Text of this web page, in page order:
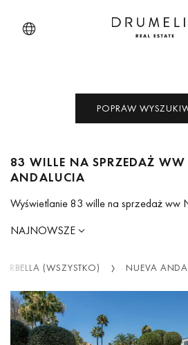
POPRAW
83 WILLE NA SPRZEDAŻ
ANDALUCIA
Wyświetlanie 83 wille na sprzedaż ww
NAJNOWSZE
(WSZYSTKO) NUEVA